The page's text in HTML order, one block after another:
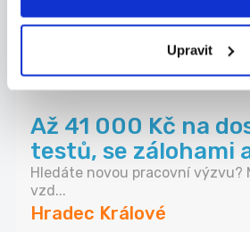
Upravit
Vězeňská služba České
Až 41 000 Kč na
testů, se zálohami
Hledáte novou pracovní výzvu?
vzd...
Hradec Králové